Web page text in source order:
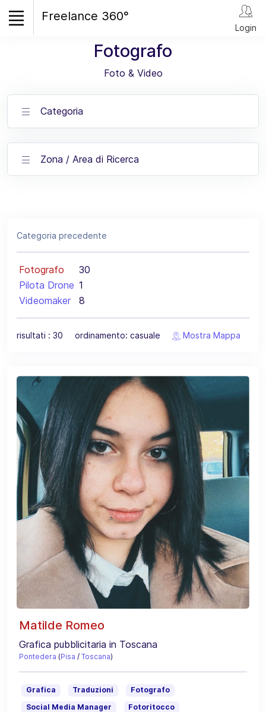
Freelance 360°
Login
Fotografo
Foto & Video
Categoria precedente
Fotografo
30
Pilota Drone 1
Videomaker
8
risultati : 30 ordinamento: casuale Mostra Mappa
Matilde Romeo
Grafica pubblicitaria in Toscana
Pontedera (Pisa / Toscana)
Grafica Traduzioni
Fotografo
Social Media Manager
Fotoritocco
Categoria
Zona / Area di Ricerca